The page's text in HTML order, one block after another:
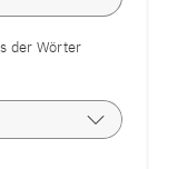
der Wörter